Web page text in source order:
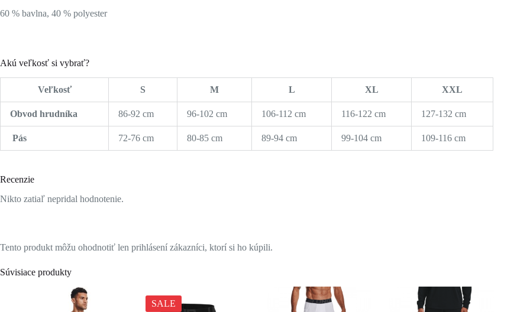
60 % bavlna, 40 % polyester
Akú veľkosť si vybrať?
Veľkosť S M L XL XXL
Obvod hrudníka 86-92 cm 96-102 cm 106-112 cm 116-122 cm 127-132 cm
Pás 72-76 cm 80-85 cm 89-94 cm 99-104 cm 109-116 cm
Recenzie
Nikto zatiaľ nepridal hodnotenie.
Tento produkt môžu ohodnotiť len prihlásení zákazníci, ktorí si ho kúpili.
Súvisiace produkty
SALE